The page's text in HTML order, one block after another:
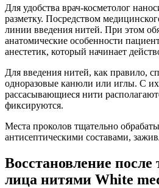
Для удобства врач-косметолог
разметку. Посредством
линии введения нитей. При этом
анатомические особенности
анестетик, который начинает
Для введения нитей, как правило,
одноразовые канюли или иглы. С
рассасывающиеся нити
фиксируются.
Места проколов тщательно
антисептическими составами,
Восстановление
лица нитями White